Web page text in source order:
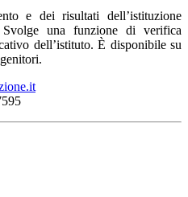
e dei risultati dell’istituzione
Svolge una funzione di verifica
dell’istituto. È disponibile su